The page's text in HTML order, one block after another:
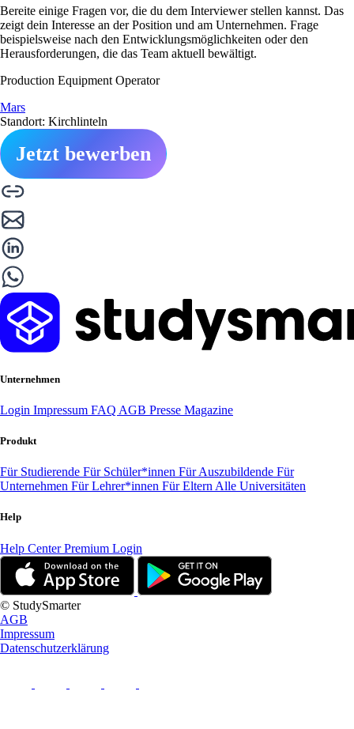
Bereite einige Fragen vor, die du dem Interviewer stellen kannst. Das
zeigt dein Interesse an der Position und am Unternehmen. Frage
beispielsweise nach den Entwicklungsmöglichkeiten oder den
Herausforderungen, die das Team aktuell bewältigt.
Production Equipment Operator
Mars
Standort: Kirchlinteln
Jetzt bewerben
Unternehmen
Login Impressum FAQ AGB Presse Magazine
Produkt
Für Studierende Für Schüler*innen Für Auszubildende Für
Unternehmen Für Lehrer*innen Für Eltern Alle Universitäten
Help
Help CenterPremium Login
© StudySmarter
AGB
Impressum
Datenschutzerklärung